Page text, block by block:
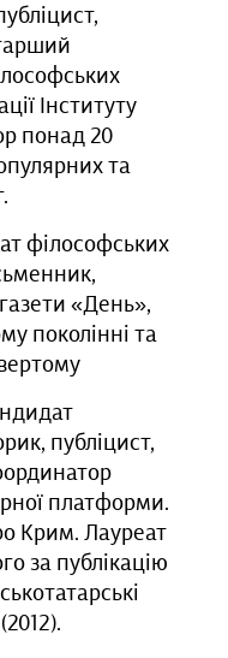
Інституту
понад 20
та
філософських
«День»,
поколінні та
публіцист,
платформи.
Крим. Лауреат
за публікацію